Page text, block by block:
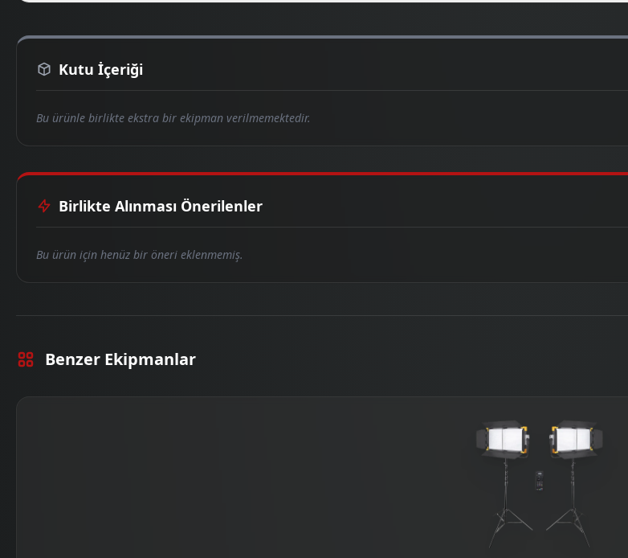
Kutu İçeriği
Bu ürünle birlikte ekstra bir ekipman verilmemektedir.
Birlikte Alınması Önerilenler
Bu ürün için henüz bir öneri eklenmemiş.
Benzer Ekipmanlar